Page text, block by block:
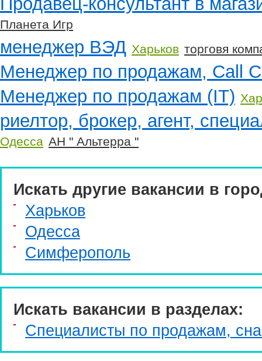
Планета Игр
менеджер ВЭД Харьков торговя
Менеджер по продажам, Call
Менеджер по продажам (IT)
риелтор, брокер, агент,
Одесса АН " Альтерра "
Искать другие вакансии в
Харьков
Одесса
Симферополь
Искать вакансии в разделах:
Специалисты по продажам,